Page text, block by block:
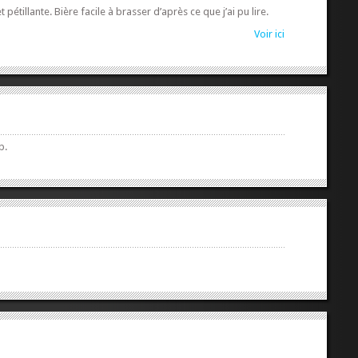
Bière facile à brasser d’après ce que j’ai pu lire.
Voir ici